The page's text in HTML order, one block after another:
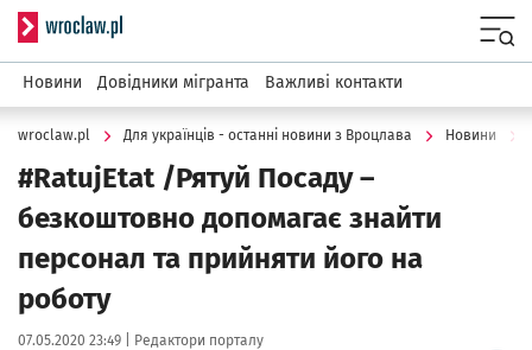
Serwis informacyjny wroclaw.pl
Новини Довідники мігранта Важливі контакти
wroclaw.pl Для українців - останні новини з Вроцлава Новини
#RatujEtat /Рятуй Посаду –
безкоштовно допомагає знайти
персонал та прийняти його на
роботу
Data publikacji:
07.05.2020 23:49 | Autor:
Редактори порталу